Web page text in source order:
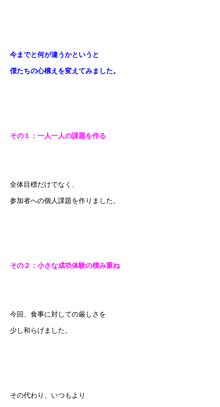
今までと何が違うかというと
僕たちの心構えを変えてみました。
その１：一人一人の課題を作る
全体目標だけでなく、
参加者への個人課題を作りました。
その２：小さな成功体験の積み重ね
今回、食事に対しての厳しさを
少し和らげました。
その代わり、いつもより